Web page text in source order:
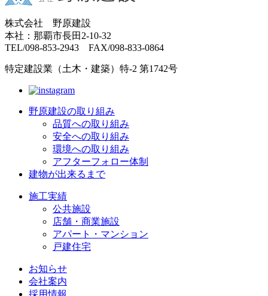
株式会社 野原建設
本社：那覇市長田2-10-32
TEL/098-853-2943 FAX/098-833-0864
特定建設業（土木・建築）特-2 第1742号
野原建設の取り組み
品質への取り組み
安全への取り組み
環境への取り組み
アフターフォロー体制
建物が出来るまで
施工実績
公共施設
店舗・商業施設
アパート・マンション
戸建住宅
お知らせ
会社案内